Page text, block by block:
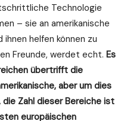
Technologie
– sie an amerikanische
helfen können zu
Freunde, werdet echt. Es
übertrifft die
aber um dies
Zahl dieser Bereiche ist
europäischen